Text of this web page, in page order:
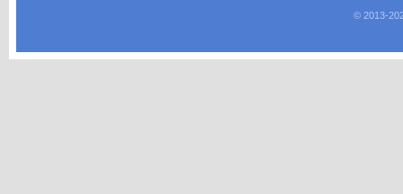
© 2013-